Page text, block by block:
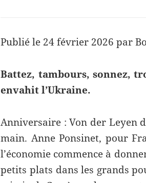
Publié le 24 février 2026 par
Battez, tambours, sonnez,
envahit l’Ukraine.
Anniversaire : Von der Leyen
main. Anne Ponsinet, pour
l’économie commence à
petits plats dans les grands